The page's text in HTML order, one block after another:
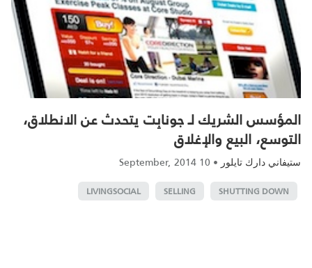
المؤسس الشريك لـ جونابِت يتحدث عن الانطلاق،
التوسع، البيع والإغلاق‎
ستيفاني دارك تايلور •
10 September, 2014
SHUTTING DOWN
SELLING
LIVINGSOCIAL